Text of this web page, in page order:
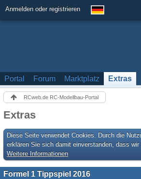
Anmelden oder registrieren
Portal Forum Marktplatz Extras
RCweb.de RC-Modellbau-Portal
Extras
Diese Seite verwendet Cookies. Durch die
erklären Sie sich damit einverstanden, dass
Weitere Informationen
Formel 1 Tippspiel 2016